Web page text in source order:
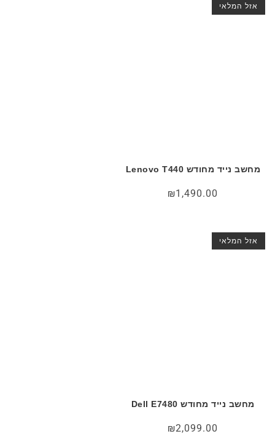
אזל המלאי
מחשב נייד מחודש Lenovo T440
₪1,490.00
אזל המלאי
מחשב נייד מחודש Dell E7480
₪2,099.00